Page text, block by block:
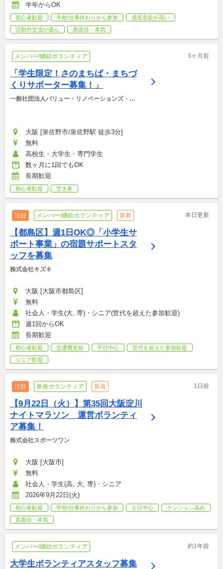
半年からOK
初心者歓迎 学校/仕事終わりから参加
成長意欲が高い
活動外交流が盛ん
真面目・本気
メンバー/継続ボランティア 3ヶ月前
「学生限定！さのまちば・まちづ
くりサポーター募集！」
一般社団法人バリュー・リノベーションズ・さ
大阪 [泉佐野市/泉佐野駅 徒歩3分]
無料
高校生・大学生・専門学生
数ヶ月に1回でもOK
長期歓迎
初心者歓迎 空き家
注目 メンバー/継続ボランティア 新着 本日更新
【都島区】週1日OK◎「小学生サ
ポート事業」の宿題サポートスタ
ッフを募集
株式会社キズキ
大阪 [大阪市都島区]
無料
社会人・学生(大, 専)・シニア(世代を超えた参加歓迎)
週1回からOK
長期歓迎
初心者歓迎 交通費支給 平日中心
世代を超えた参加歓迎
シニア歓迎
注目 単発ボランティア 新着 1日前
【9月22日（火）】第35回大阪淀川
ナイトマラソン　運営ボランティ
ア募集！
株式会社スポーツワン
大阪 [大阪市]
無料
社会人・学生(高, 大, 専)・シニア
2026年9月22日(火)
初心者歓迎 学校/仕事終わりから参加 土日中心
テンション高め
真面目・本気
メンバー/継続ボランティア 約1年前
大学生ボランティアスタッフ募集